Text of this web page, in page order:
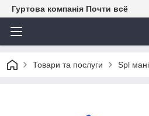
Гуртова компанія Почти всё
Товари та послуги Spl